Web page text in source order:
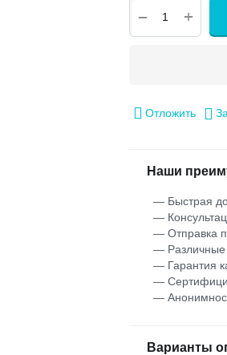
+
−
Отложить
Наши
— Быстрая
—
— Отправка
— Различные
— Гарантия
—
—
Варианты